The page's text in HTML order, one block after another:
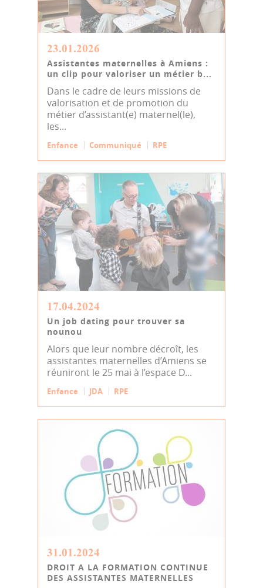
23.01.2026
Assistantes maternelles à Amiens :
un clip pour valoriser un métier b...
Dans le cadre de leurs missions de
valorisation et de promotion du
métier d’assistant(e) maternel(le),
les...
Enfance Communiqué RPE
17.04.2024
Un job dating pour trouver sa
nounou
Alors que leur nombre décroît, les
assistantes maternelles d’Amiens se
réuniront le 25 mai à l’espace D...
Enfance JDA RPE
31.01.2024
DROIT A LA FORMATION CONTINUE
DES ASSISTANTES MATERNELLES